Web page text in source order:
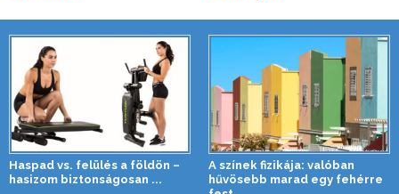
Haspad vs. felülés a földön –
hasizom biztonságosan ...
A színek fizikája: valóban
hűvösebb marad egy fehérre